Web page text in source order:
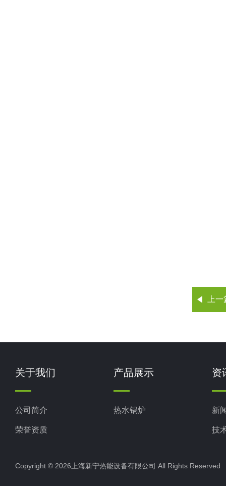
上
关于我们
公司简介
荣誉资质
产品展示
热水锅炉
资
新
技
Copyright © 2026上海新宁热能设备有限公司 All Rights